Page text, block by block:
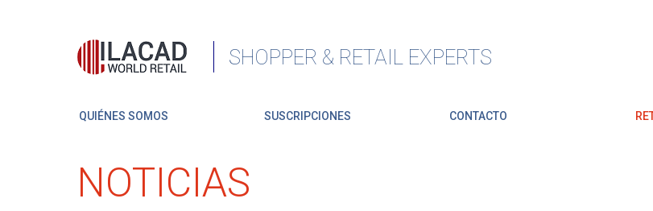
SHOPPER & RETAIL EXPERTS
QUIÉNES SOMOS SUSCRIPCIONES CONTACTO
NOTICIAS